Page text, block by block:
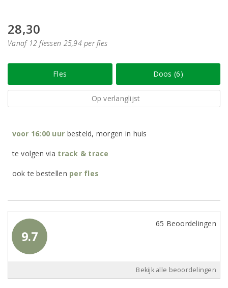
28,30
Vanaf 12 flessen 25,94 per fles
Fles Doos (6)
Op verlanglijst
voor 16:00 uur besteld, morgen in huis
te volgen via track & trace
ook te bestellen per fles
9.7
65 Beoordelingen
Bekijk alle beoordelingen